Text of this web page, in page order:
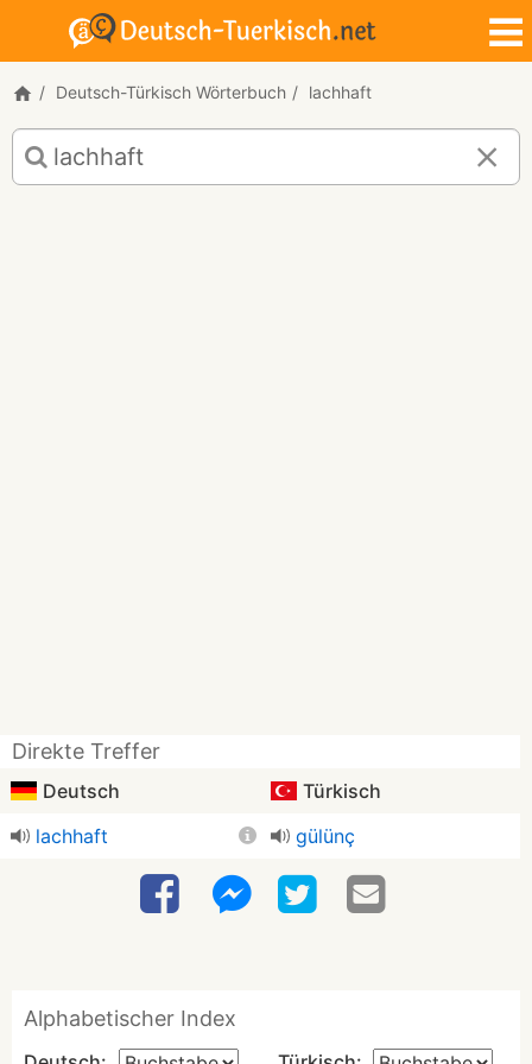
Deutsch-Türkisch Wörterbuch lachhaft
Deutsch-
Türkisch
Übersetzung
Direkte Treffer
Deutsch
Türkisch
lachhaft
gülünç
Alphabetischer Index